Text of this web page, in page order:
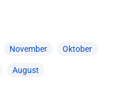
November Oktober
August